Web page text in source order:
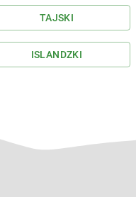
TAJSKI
ISLANDZKI